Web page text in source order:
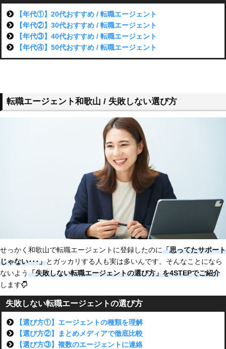
【年代①】20代おすすめ / 転職エージェント
【年代②】30代おすすめ / 転職エージェント
【年代③】40代おすすめ / 転職エージェント
【年代④】50代おすすめ / 転職エージェント
転職エージェント和歌山 / 失敗しない選び方
せっかく和歌山で転職エージェントに登録したのに「思ってたサポート
じゃない･･･」とガッカリする人も実は多いんです。そんなことになら
ないよう「失敗しない転職エージェントの選び方」を4STEPでご紹介
します
失敗しない転職エージェントの選び方
【選び方①】エージェントの種類を理解
【選び方②】まとめメディアで徹底比較
【選び方③】複数のエージェントに連絡